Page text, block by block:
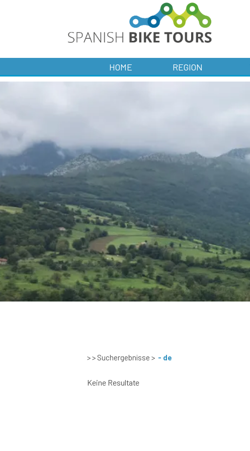
HOME REGION
> > Suchergebnisse> - de
Keine Resultate